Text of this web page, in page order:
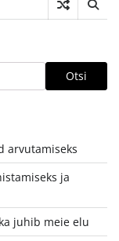
Otsi
arvutamiseks
ja
juhib meie elu